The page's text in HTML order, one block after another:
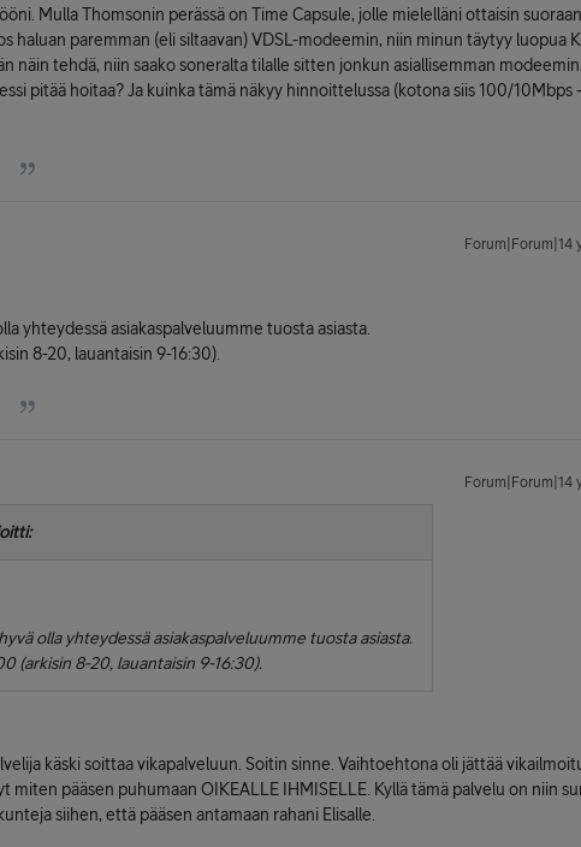
Mulla Thomsonin perässä on Time Capsule, jolle mielelläni ottaisin suoraan
haluan paremman (eli siltaavan) VDSL-modeemin, niin minun täytyy luopua
näin tehdä, niin saako soneralta tilalle sitten jonkun asiallisemman
pitää hoitaa? Ja kuinka tämä näkyy hinnoittelussa (kotona siis 100/10Mbps -
Forum|Forum|14
yhteydessä asiakaspalveluumme tuosta asiasta.
8-20, lauantaisin 9-16:30).
Forum|Forum|14
olla yhteydessä asiakaspalveluumme tuosta asiasta.
(arkisin 8-20, lauantaisin 9-16:30).
käski soittaa vikapalveluun. Soitin sinne. Vaihtoehtona oli jättää
miten pääsen puhumaan OIKEALLE IHMISELLE. Kyllä tämä palvelu on niin
siihen, että pääsen antamaan rahani Elisalle.